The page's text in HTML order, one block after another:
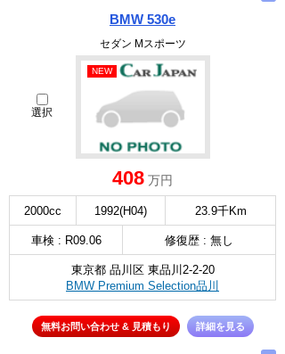
BMW 530e
セダン Mスポーツ
選択
NEW
408 万円
2000cc 1992(H04) 23.9千Km
車検 : R09.06 修復歴 : 無し
東京都 品川区 東品川2-2-20
BMW Premium Selection品川
無料お問い合わせ & 見積もり 詳細を見る